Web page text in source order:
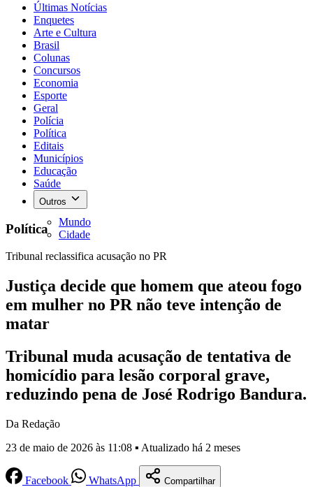
Últimas Notícias
Enquetes
Arte e Cultura
Brasil
Colunas
Concursos
Economia
Esporte
Geral
Polícia
Política
Editais
Municípios
Educação
Saúde
Outros
Mundo
Cidade
Política
Tribunal reclassifica acusação no PR
Justiça decide que homem que ateou fogo
em mulher no PR não teve intenção de
matar
Tribunal muda acusação de tentativa de
homicídio para lesão corporal grave,
reduzindo pena de José Rodrigo Bandura.
Da Redação
23 de maio de 2026 às 11:08 ▪ Atualizado há 2 meses
Facebook WhatsApp Compartilhar